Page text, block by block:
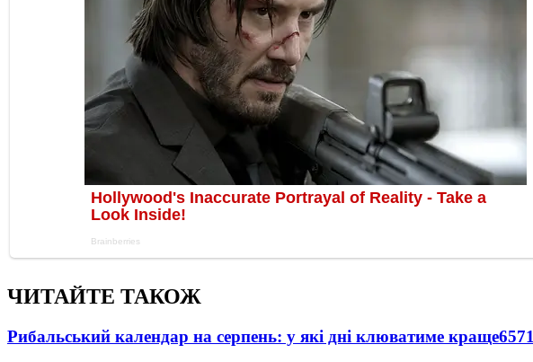
ЧИТАЙТЕ ТАКОЖ
Рибальський календар на серпень: у які дні клюватиме краще6571